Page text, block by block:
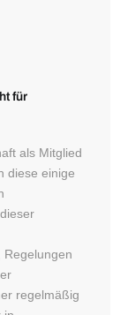
für
als Mitglied
diese einige
Regelungen
regelmäßig